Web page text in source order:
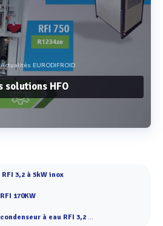
EURODIFROID
solutions HFO
Voir plus
RFI 3,2 à 5kW inox
170KW
à eau RFI 3,2 à 9 kW